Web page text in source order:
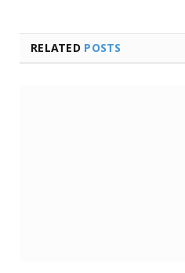
RELATED POSTS